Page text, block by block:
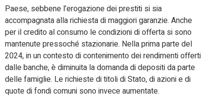
Paese, sebbene l’erogazione dei prestiti si sia
accompagnata alla richiesta di maggiori garanzie. Anche
per il credito al consumo le condizioni di offerta si sono
mantenute pressoché stazionarie. Nella prima parte del
2024, in un contesto di contenimento dei rendimenti offerti
dalle banche, è diminuita la domanda di depositi da parte
delle famiglie. Le richieste di titoli di Stato, di azioni e di
quote di fondi comuni sono invece aumentate.